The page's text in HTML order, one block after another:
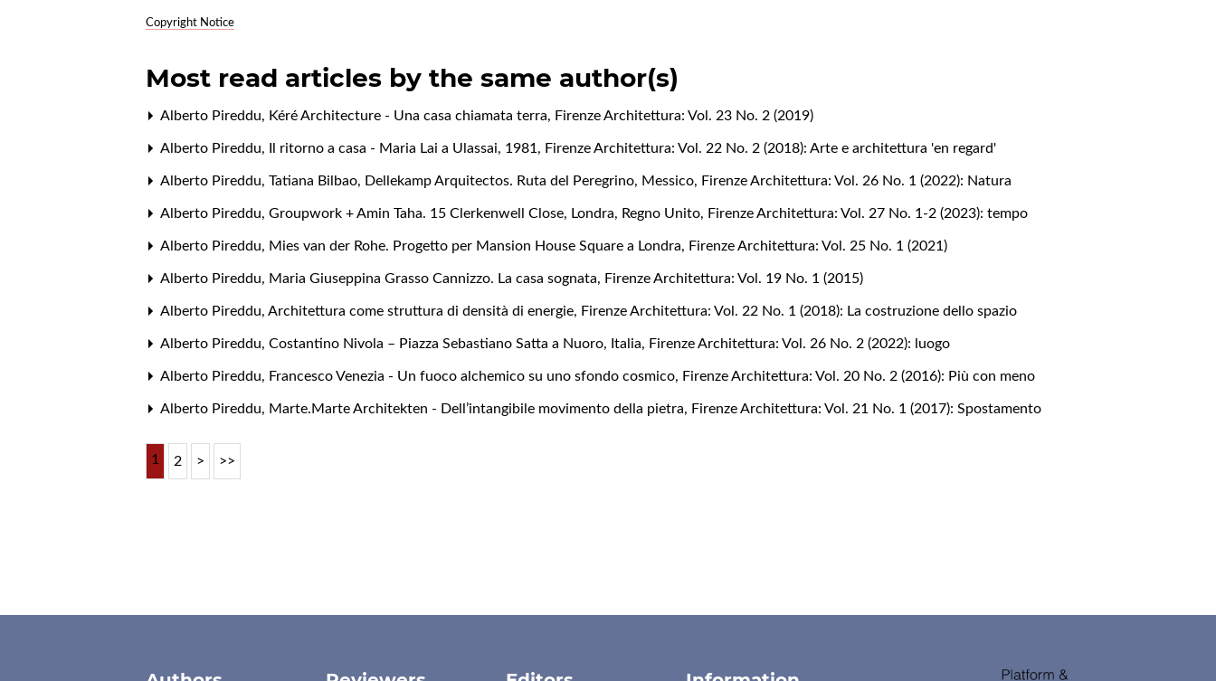
Copyright Notice
Most read articles by the same author(s)
Alberto Pireddu, Kéré Architecture - Una casa chiamata terra, Firenze Architettura: Vol. 23 No. 2 (2019)
Alberto Pireddu, Il ritorno a casa - Maria Lai a Ulassai, 1981, Firenze Architettura: Vol. 22 No. 2 (2018): Arte e architettura 'en regard'
Alberto Pireddu,Tatiana Bilbao, Dellekamp Arquitectos. Ruta del Peregrino, Messico, Firenze Architettura: Vol. 26 No. 1 (2022): Natura
Alberto Pireddu,Groupwork + Amin Taha. 15 Clerkenwell Close, Londra, Regno Unito, Firenze Architettura: Vol. 27 No. 1-2 (2023): tempo
Alberto Pireddu, Mies van der Rohe. Progetto per Mansion House Square a Londra, Firenze Architettura: Vol. 25 No. 1 (2021)
Alberto Pireddu, Maria Giuseppina Grasso Cannizzo. La casa sognata, Firenze Architettura: Vol. 19 No. 1 (2015)
Alberto Pireddu,Architettura come struttura di densità di energie, Firenze Architettura: Vol. 22 No. 1 (2018): La costruzione dello spazio
Alberto Pireddu,Costantino Nivola – Piazza Sebastiano Satta a Nuoro, Italia, Firenze Architettura: Vol. 26 No. 2 (2022): luogo
Alberto Pireddu, Francesco Venezia - Un fuoco alchemico su uno sfondo cosmico, Firenze Architettura: Vol. 20 No. 2 (2016): Più con meno
Alberto Pireddu, Marte.Marte Architekten - Dell’intangibile movimento della pietra, Firenze Architettura: Vol. 21 No. 1 (2017): Spostamento
1 2 > >>